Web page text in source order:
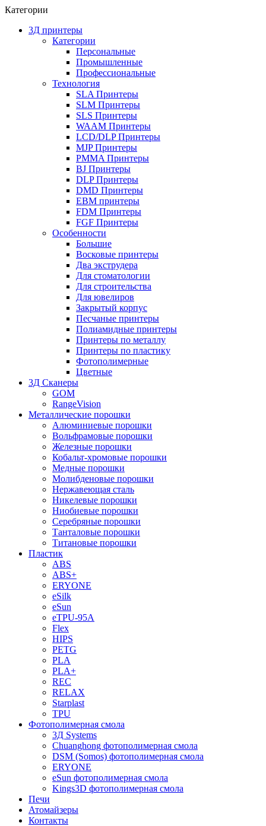
Категории
3Д принтеры
Категории
Персональные
Промышленные
Профессиональные
Технология
SLA Принтеры
SLM Принтеры
SLS Принтеры
WAAM Принтеры
LCD/DLP Принтеры
MJP Принтеры
PMMA Принтеры
BJ Принтеры
DLP Принтеры
DMD Принтеры
EBM принтеры
FDM Принтеры
FGF Принтеры
Особенности
Большие
Восковые принтеры
Два экструдера
Для стоматологии
Для строительства
Для ювелиров
Закрытый корпус
Песчаные принтеры
Полиамидные принтеры
Принтеры по металлу
Принтеры по пластику
Фотополимерные
Цветные
3Д Сканеры
GOM
RangeVision
Металлические порошки
Алюминиевые порошки
Вольфрамовые порошки
Железные порошки
Кобальт-хромовые порошки
Медные порошки
Молибденовые порошки
Нержавеющая сталь
Никелевые порошки
Ниобиевые порошки
Серебряные порошки
Танталовые порошки
Титановые порошки
Пластик
ABS
ABS+
ERYONE
eSilk
eSun
eTPU-95A
Flex
HIPS
PETG
PLA
PLA+
REC
RELAX
Starplast
TPU
Фотополимерная смола
3Д Systems
Chuanghong фотополимерная смола
DSM (Somos) фотополимерная смола
ERYONE
eSun фотополимерная смола
Kings3D фотополимерная смола
Печи
Атомайзеры
Контакты